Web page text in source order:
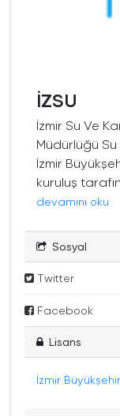
İZSU
İzmir Su Ve
Müdürlüğü
İzmir
kuruluş
devamını oku
Sosyal
Twitter
Facebook
Lisans
İzmir